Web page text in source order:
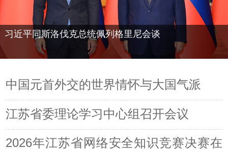
习近平同斯洛伐克总统佩列格里尼会谈
中国元首外交的世界情怀与大国气派
江苏省委理论学习中心组召开会议
2026年江苏省网络安全知识竞赛决赛在